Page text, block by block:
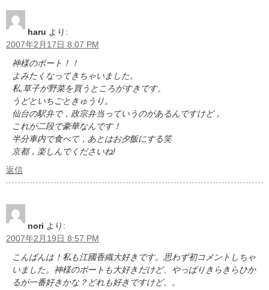
haru より:
2007年2月17日 8:07 PM
神様のボート！！
よみたくなってきちゃいました。
私,草子が野菜を買うところがすきです。
うどといちごときゅうり。
仙台の駅弁で，政宗弁当っていうのがあるんですけど，
これが二段で豪華なんです！
半分車内で食べて，あとはお夕飯にする笑
京都，楽しんでくださいね!
返信
nori より:
2007年2月19日 8:57 PM
こんばんは！私も江國香織大好きです。思わず初コメントしちゃ
いました。神様のボートも大好きだけど、やっぱりきらきらひか
るが一番好きかな？どれも好きですけど。。